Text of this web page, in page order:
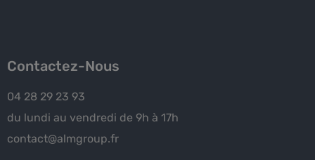
Contactez-Nous
04 28 29 23 93
du lundi au vendredi de 9h à 17h
contact@almgroup.fr